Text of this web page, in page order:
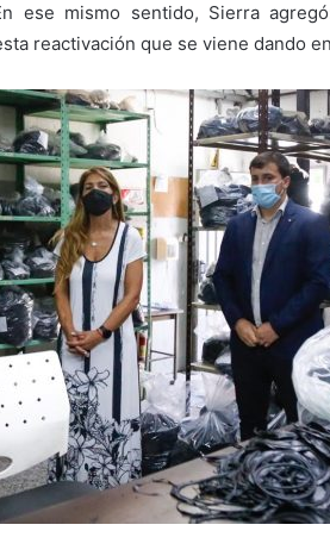
ese mismo sentido, Sierra
reactivación que se viene dando